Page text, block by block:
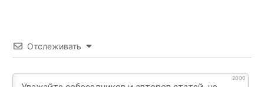
Отслеживать
2000